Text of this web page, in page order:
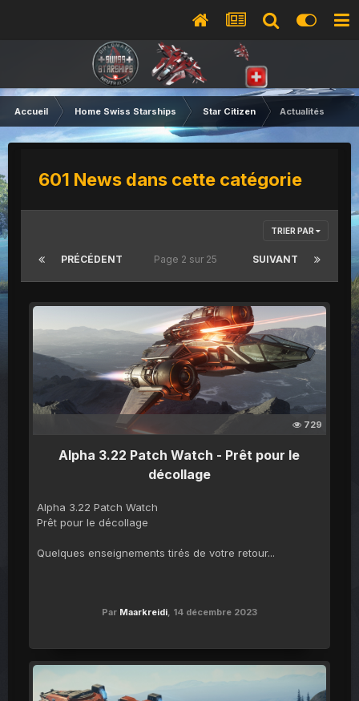
Accueil Home Swiss Starships Star Citizen Actualités
601 News dans cette catégorie
TRIER PAR
PRÉCÉDENT SUIVANT
Page 2 sur 25
729
Alpha 3.22 Patch Watch - Prêt pour le
décollage
Alpha 3.22 Patch Watch
Prêt pour le décollage
Quelques enseignements tirés de votre retour...
Par Maarkreidi, 14 décembre 2023